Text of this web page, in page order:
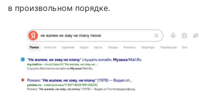
в произвольном порядке.